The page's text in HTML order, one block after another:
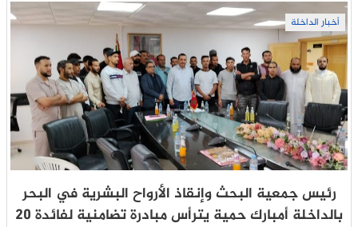
أخبار الداخلة
رئيس جمعية البحث وإنقاذ الأرواح البشرية في البحر
بالداخلة أمبارك حمية يترأس مبادرة تضامنية لفائدة 20